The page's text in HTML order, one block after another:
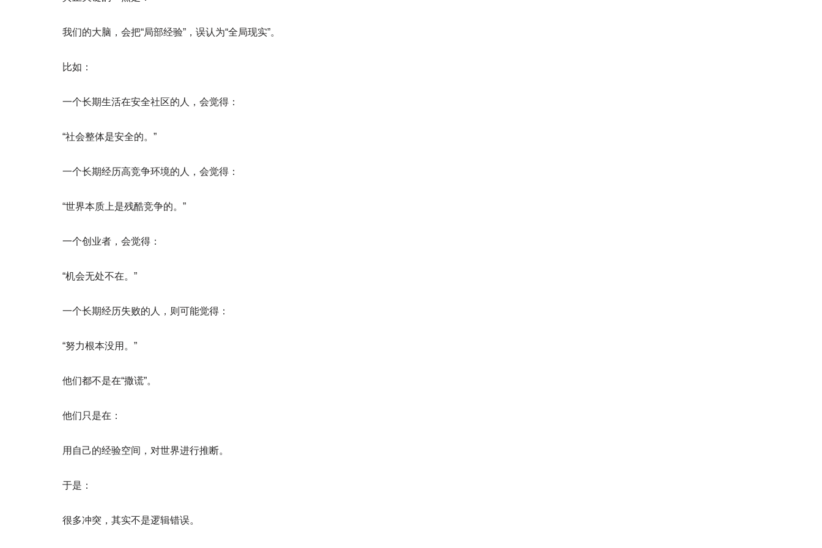
我们的大脑，会把“局部经验”，误认为“全局现实”。
比如：
一个长期生活在安全社区的人，会觉得：
“社会整体是安全的。”
一个长期经历高竞争环境的人，会觉得：
“世界本质上是残酷竞争的。”
一个创业者，会觉得：
“机会无处不在。”
一个长期经历失败的人，则可能觉得：
“努力根本没用。”
他们都不是在“撒谎”。
他们只是在：
用自己的经验空间，对世界进行推断。
于是：
很多冲突，其实不是逻辑错误。